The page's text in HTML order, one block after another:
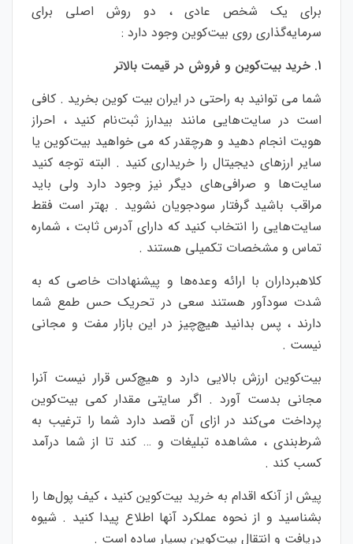
برای یک شخص عادی ، دو روش اصلی برای
سرمایه‌گذاری روی بیت‌کوین وجود دارد :
1. خرید بیت‌کوین و فروش در قیمت بالاتر
شما می توانید به راحتی در ایران بیت کوین بخرید . کافی
است در سایت‌هایی مانند بیدارز ثبت‌نام کنید ، احراز
هویت انجام دهید و هرچقدر که می خواهید بیت‌کوین یا
سایر ارزهای دیجیتال را خریداری کنید . البته توجه کنید
سایت‌ها و صرافی‌های دیگر نیز وجود دارد ولی باید
مراقب باشید گرفتار سودجویان نشوید . بهتر است فقط
سایت‌هایی را انتخاب کنید که دارای آدرس ثابت ، شماره
تماس و مشخصات تکمیلی هستند .
کلاهبرداران با ارائه وعده‌ها و پیشنهادات خاصی که به
شدت سودآور هستند سعی در تحریک حس طمع شما
دارند ، پس بدانید هیچ‌چیز در این بازار مفت و مجانی
نیست .
بیت‌کوین ارزش بالایی دارد و هیچ‌کس قرار نیست آنرا
مجانی بدست آورد . اگر سایتی مقدار کمی بیت‌کوین
پرداخت می‌کند در ازای آن قصد دارد شما را ترغیب به
شرط‌بندی ، مشاهده تبلیغات و … کند تا از شما درآمد
کسب کند .
پیش از آنکه اقدام به خرید بیت‌کوین کنید ، کیف پول‌ها را
بشناسید و از نحوه عملکرد آنها اطلاع پیدا کنید . شیوه
دریافت و انتقال بیت‌کوین بسیار ساده است .